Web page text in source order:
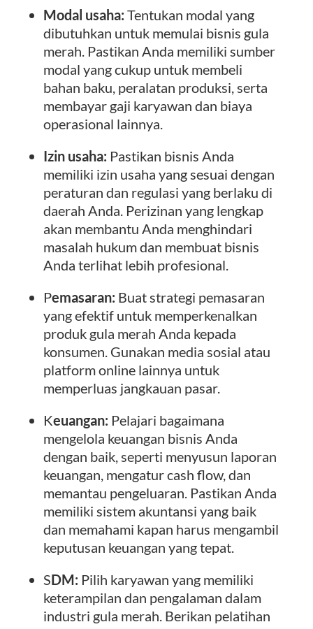
Modal usaha: Tentukan modal yang
dibutuhkan untuk memulai bisnis gula
merah. Pastikan Anda memiliki sumber
modal yang cukup untuk membeli
bahan baku, peralatan produksi, serta
membayar gaji karyawan dan biaya
operasional lainnya.
Izin usaha: Pastikan bisnis Anda
memiliki izin usaha yang sesuai dengan
peraturan dan regulasi yang berlaku di
daerah Anda. Perizinan yang lengkap
akan membantu Anda menghindari
masalah hukum dan membuat bisnis
Anda terlihat lebih profesional.
Pemasaran: Buat strategi pemasaran
yang efektif untuk memperkenalkan
produk gula merah Anda kepada
konsumen. Gunakan media sosial atau
platform online lainnya untuk
memperluas jangkauan pasar.
Keuangan: Pelajari bagaimana
mengelola keuangan bisnis Anda
dengan baik, seperti menyusun laporan
keuangan, mengatur cash flow, dan
memantau pengeluaran. Pastikan Anda
memiliki sistem akuntansi yang baik
dan memahami kapan harus mengambil
keputusan keuangan yang tepat.
SDM: Pilih karyawan yang memiliki
keterampilan dan pengalaman dalam
industri gula merah. Berikan pelatihan